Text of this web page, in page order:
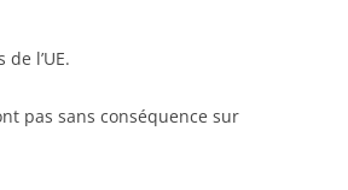
l’UE.
pas sans conséquence sur